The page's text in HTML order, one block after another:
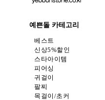
예쁜돌 카테고리
베스트
신상5%할인
스타아이템
피어싱
귀걸이
팔찌
목걸이/초커